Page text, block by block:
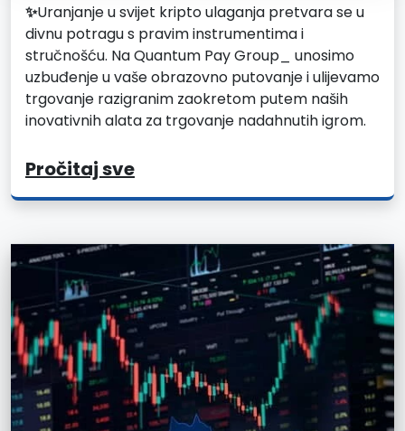
✨Uranjanje u svijet kripto ulaganja pretvara se u
divnu potragu s pravim instrumentima i
stručnošću. Na Quantum Pay Group_ unosimo
uzbuđenje u vaše obrazovno putovanje i ulijevamo
trgovanje razigranim zaokretom putem naših
inovativnih alata za trgovanje nadahnutih igrom.
Pročitaj sve